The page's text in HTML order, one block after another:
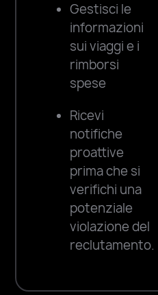
Gestisci le
informazioni
sui viaggi e i
rimborsi
spese
Ricevi
notifiche
proattive
prima che si
verifichi una
potenziale
violazione del
reclutamento.